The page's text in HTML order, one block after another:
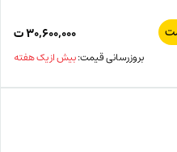
۳۰,۶۰۰,۰۰۰ت
بروزرسانی قیمت:بیش از یک هفته